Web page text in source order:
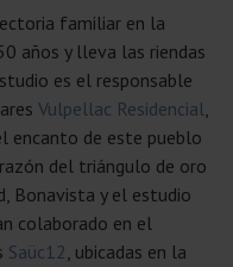
familiar en la
años y lleva las riendas
es el responsable
Vulpellac Residencial,
encanto de este pueblo
del triángulo de oro
Bonavista y el estudio
colaborado en el
Saüc12, ubicadas en la